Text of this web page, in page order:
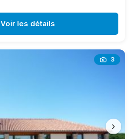
Voir les détails
3
›